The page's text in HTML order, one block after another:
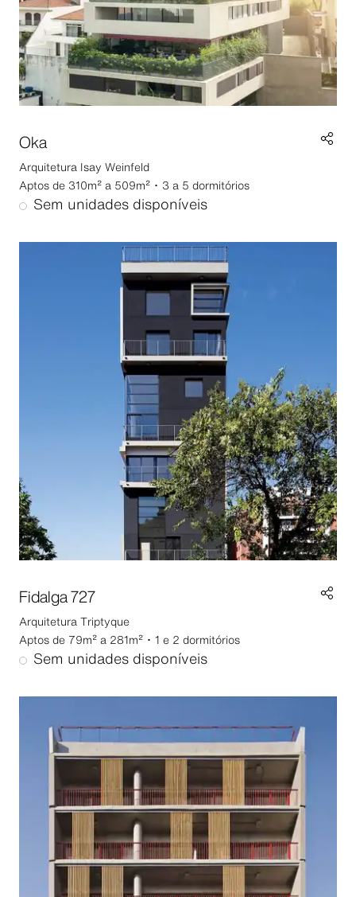
Oka
Arquitetura
Isay Weinfeld
Aptos de 310m² a 509m² ･ 3 a 5 dormitórios
Sem unidades disponíveis
Fidalga 727
Arquitetura Triptyque
Aptos de 79m² a 281m² ･ 1 e 2 dormitórios
Sem unidades disponíveis